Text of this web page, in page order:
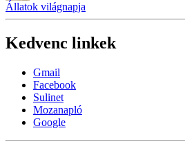
Állatok világnapja
Kedvenc linkek
Gmail
Facebook
Sulinet
Mozanapló
Google